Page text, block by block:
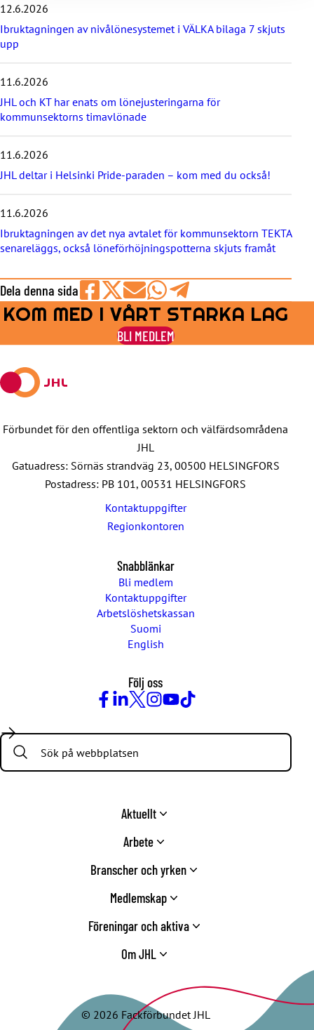
n
a
s
e
n
y
h
e
t
e
n
a
12.6.2026
Ibruktagningen av nivålönesystemet i VÄLKA bilaga 7 skjuts
upp
11.6.2026
JHL och KT har enats om lönejusteringarna för
kommunsektorns timavlönade
11.6.2026
JHL deltar i Helsinki Pride-paraden – kom med du också!
11.6.2026
Ibruktagningen av det nya avtalet för kommunsektorn TEKTA
senareläggs, också löneförhöjningspotterna skjuts framåt
Dela denna sida
Share
on
Facebook
Share
on
Share
by
E-
Share
on
WhatsApp
Share
on
Telegram
KOM MED I VÅRT STARKA LAG
BLI MEDLEM
Förbundet för den offentliga sektorn och välfärdsområdena
JHL
Gatuadress: Sörnäs strandväg 23, 00500 HELSINGFORS
Postadress: PB 101, 00531 HELSINGFORS
Kontaktuppgifter
Regionkontoren
Snabblänkar
Bli medlem
Kontaktuppgifter
Arbetslöshetskassan
Suomi
English
Följ oss
Search:
Aktuellt
Arbete
Branscher och yrken
Medlemskap
Föreningar och aktiva
Om JHL
© 2026 Fackförbundet JHL